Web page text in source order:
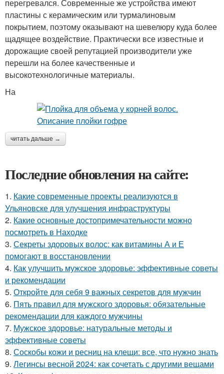
перегревался. Современные же устройства имеют
пластины с керамическим или турмалиновым
покрытием, поэтому оказывают на шевелюру куда более
щадящее воздействие. Практически все известные и
дорожащие своей репутацией производители уже
перешли на более качественные и
высокотехнологичные материалы.
На
читать дальше →
Последние обновления на сайте:
1. Какие современные проекты реализуются в
Ульяновске для улучшения инфраструктуры
2. Какие основные достопримечательности можно
посмотреть в Находке
3. Секреты здоровых волос: как витамины А и Е
помогают в восстановлении
4. Как улучшить мужское здоровье: эффективные советы
и рекомендации
5. Откройте для себя 9 важных секретов для мужчин
6. Пять правил для мужского здоровья: обязательные
рекомендации для каждого мужчины
7. Мужское здоровье: натуральные методы и
эффективные советы
8. Соскобы кожи и ресниц на клещи: все, что нужно знать
9. Легинсы весной 2024: как сочетать с другими вещами